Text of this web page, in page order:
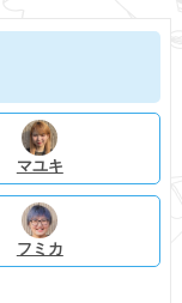
マユキ
フミカ